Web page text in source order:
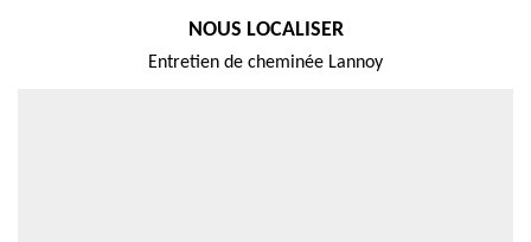
NOUS LOCALISER
Entretien de cheminée Lannoy